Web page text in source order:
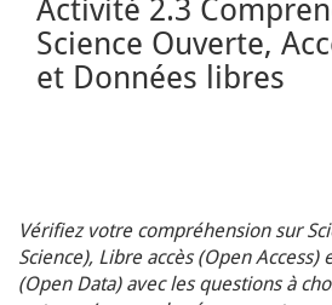
Activité 2.3
Science Ouverte,
et Données libres
Vérifiez votre compréhension sur
Science), Libre accès (Open Access)
(Open Data) avec les questions à